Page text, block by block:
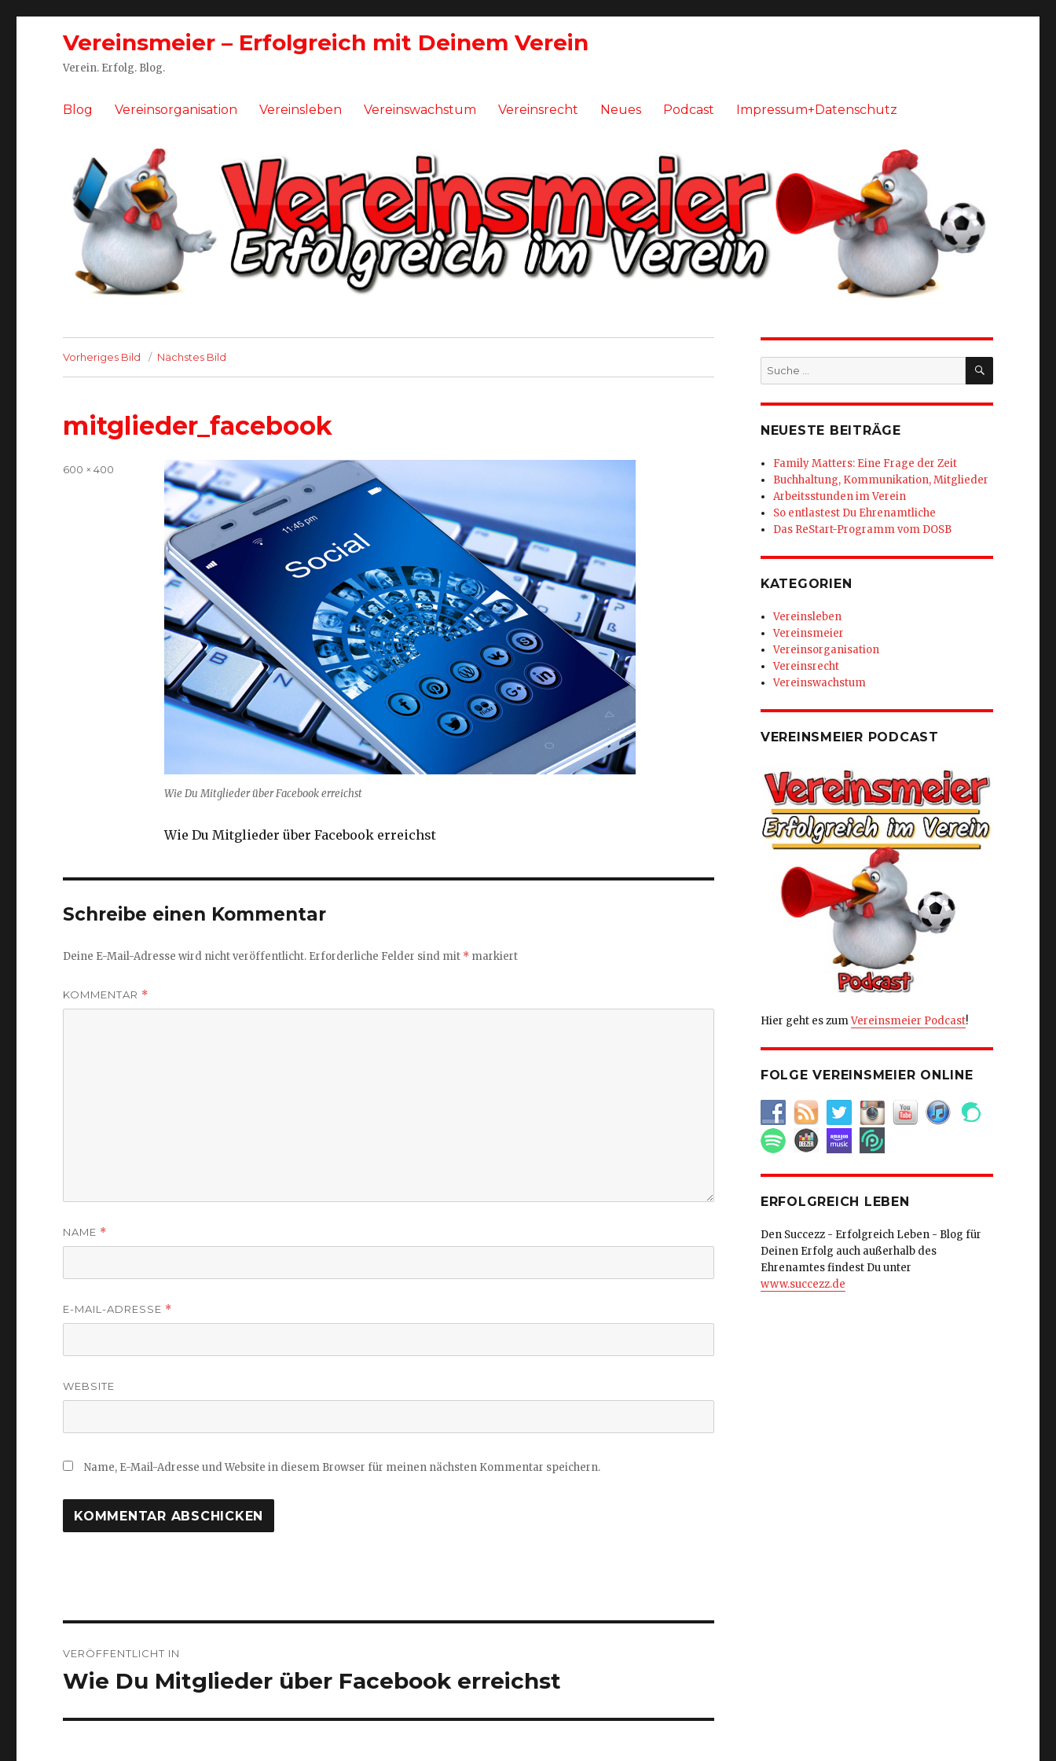
Vereinsmeier – Erfolgreich mit Deinem Verein
Verein. Erfolg. Blog.
Blog Vereinsorganisation Vereinsleben Vereinswachstum Vereinsrecht Neues Podcast Impressum+Datenschutz
Vorheriges Bild Nächstes Bild
mitglieder_facebook
Wie Du Mitglieder über Facebook erreichst
Wie Du Mitglieder über Facebook erreichst
Volle
600 × 400
Schreibe einen Kommentar
Deine E-Mail-Adresse wird nicht veröffentlicht. Erforderliche Felder sind mit * markiert
KOMMENTAR *
NAME *
E-MAIL-ADRESSE *
WEBSITE
Name, E-Mail-Adresse und Website in diesem Browser für meinen nächsten Kommentar speichern.
VERÖFFENTLICHT IN
Wie Du Mitglieder über Facebook erreichst
Suche
nach:
SUCHEN
NEUESTE BEITRÄGE
Family Matters: Eine Frage der Zeit
Buchhaltung, Kommunikation, Mitglieder
Arbeitsstunden im Verein
So entlastest Du Ehrenamtliche
Das ReStart-Programm vom DOSB
KATEGORIEN
Vereinsleben
Vereinsmeier
Vereinsorganisation
Vereinsrecht
Vereinswachstum
VEREINSMEIER PODCAST
Hier geht es zumVereinsmeier Podcast!
FOLGE VEREINSMEIER ONLINE
ERFOLGREICH LEBEN
Den Succezz - Erfolgreich Leben - Blog für
Deinen Erfolg auch außerhalb des
Ehrenamtes findest Du unter
www.succezz.de